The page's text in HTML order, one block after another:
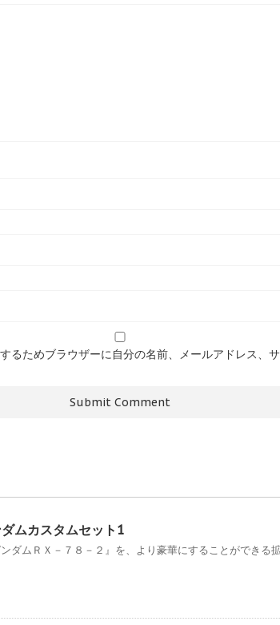
るためブラウザーに自分の名前、メールアドレス、
ダムカスタムセット1
ンダムＲＸ－７８－２』を、より豪華にすることができる